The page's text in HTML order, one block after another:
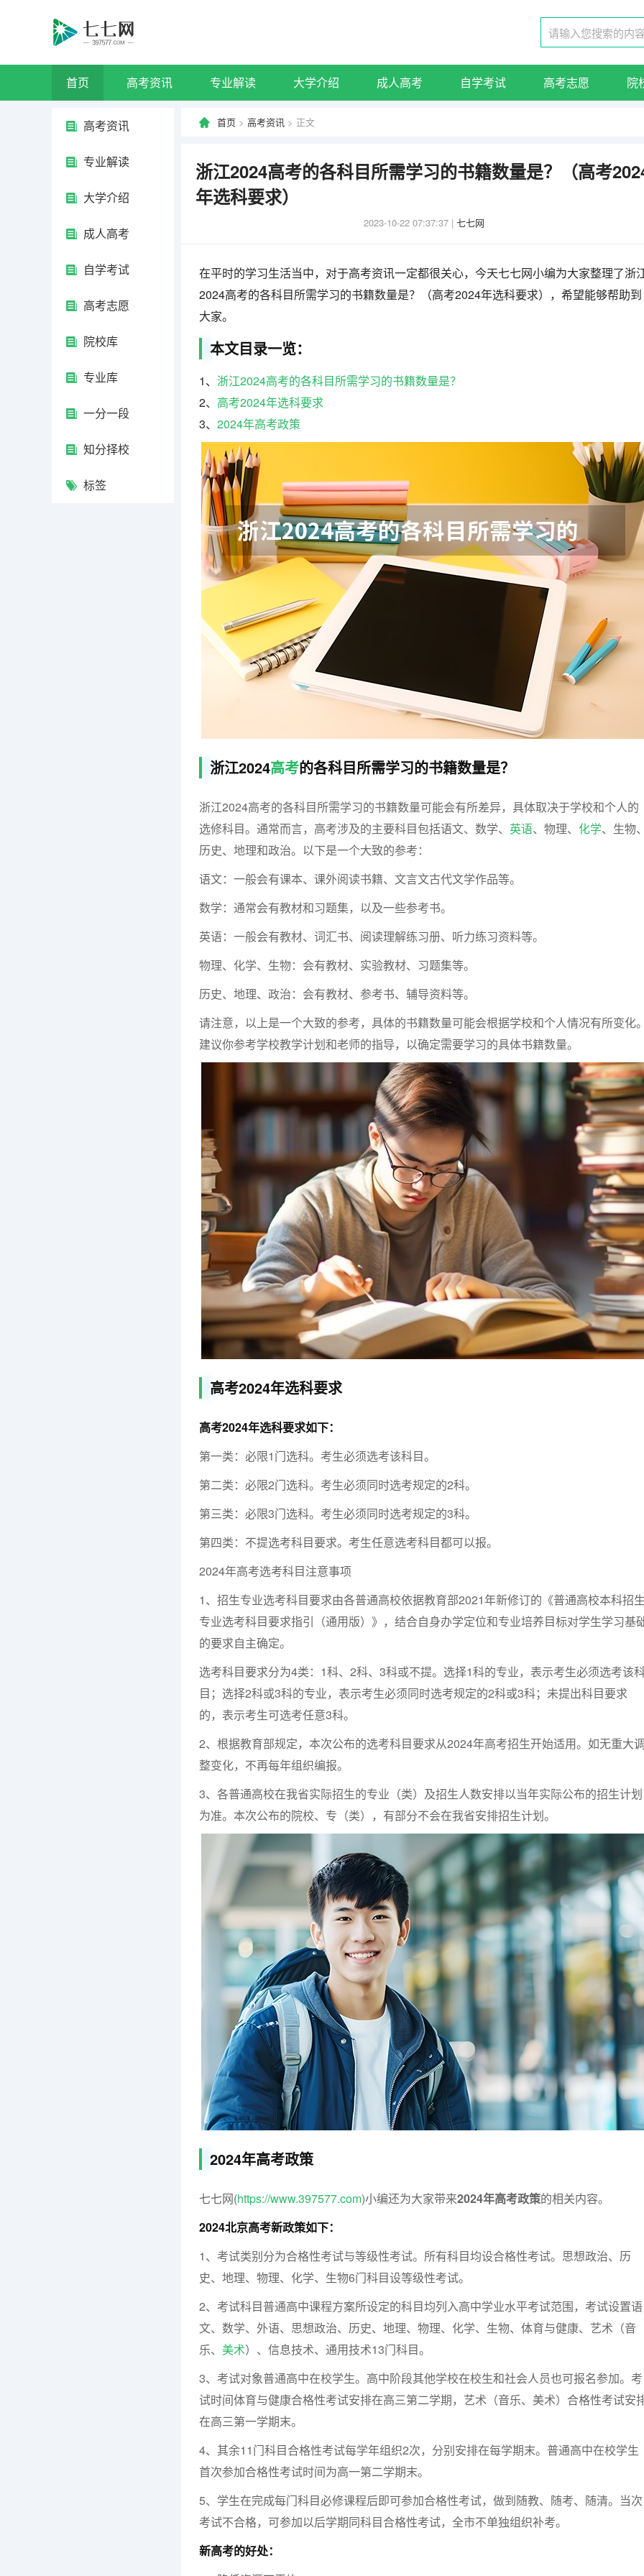
首页 高考资讯 专业解读 大学介绍 成人高考 自学考试 高考志愿 院
高考资讯
专业解读
大学介绍
成人高考
自学考试
高考志愿
院校库
专业库
一分一段
知分择校
标签
首页 > 高考资讯 > 正文
浙江2024高考的各科目所需学习的书籍数量是？（高考
年选科要求）
2023-10-22 07:37:37 | 七七网
在平时的学习生活当中，对于高考资讯一定都很关心，今天七七网小编为大家整理了浙
2024高考的各科目所需学习的书籍数量是？（高考2024年选科要求），希望能够帮助到
大家。
本文目录一览：
1、 浙江2024高考的各科目所需学习的书籍数量是？
2、 高考2024年选科要求
3、 2024年高考政策
浙江2024高考的各科目所需学习的书籍数量是？
浙江2024高考的各科目所需学习的书籍数量可能会有所差异，具体取决于学校和个人的
选修科目。通常而言，高考涉及的主要科目包括语文、数学、 英语、物理、 化学、生物
历史、地理和政治。以下是一个大致的参考：
语文：一般会有课本、课外阅读书籍、文言文古代文学作品等。
数学：通常会有教材和习题集，以及一些参考书。
英语：一般会有教材、词汇书、阅读理解练习册、听力练习资料等。
物理、化学、生物：会有教材、实验教材、习题集等。
历史、地理、政治：会有教材、参考书、辅导资料等。
请注意，以上是一个大致的参考，具体的书籍数量可能会根据学校和个人情况有所变化
建议你参考学校教学计划和老师的指导，以确定需要学习的具体书籍数量。
高考2024年选科要求
高考2024年选科要求如下：
第一类：必限1门选科。考生必须选考该科目。
第二类：必限2门选科。考生必须同时选考规定的2科。
第三类：必限3门选科。考生必须同时选考规定的3科。
第四类：不提选考科目要求。考生任意选考科目都可以报。
2024年高考选考科目注意事项
1、招生专业选考科目要求由各普通高校依据教育部2021年新修订的《普通高校本科招
专业选考科目要求指引（通用版）》，结合自身办学定位和专业培养目标对学生学习基
的要求自主确定。
选考科目要求分为4类：1科、2科、3科或不提。选择1科的专业，表示考生必须选考该
目；选择2科或3科的专业，表示考生必须同时选考规定的2科或3科；未提出科目要求
的，表示考生可选考任意3科。
2、根据教育部规定，本次公布的选考科目要求从2024年高考招生开始适用。如无重大
整变化，不再每年组织编报。
3、各普通高校在我省实际招生的专业（类）及招生人数安排以当年实际公布的招生计划
为准。本次公布的院校、专（类），有部分不会在我省安排招生计划。
2024年高考政策
七七网(https://www.397577.com)小编还为大家带来2024年高考政策的相关内容。
2024北京高考新政策如下：
1、考试类别分为合格性考试与等级性考试。所有科目均设合格性考试。思想政治、历
史、地理、物理、化学、生物6门科目设等级性考试。
2、考试科目普通高中课程方案所设定的科目均列入高中学业水平考试范围，考试设置语
文、数学、外语、思想政治、历史、地理、物理、化学、生物、体育与健康、艺术（音
乐、 美术）、信息技术、通用技术13门科目。
3、考试对象普通高中在校学生。高中阶段其他学校在校生和社会人员也可报名参加。考
试时间体育与健康合格性考试安排在高三第二学期，艺术（音乐、美术）合格性考试安
在高三第一学期末。
4、其余11门科目合格性考试每学年组织2次，分别安排在每学期末。普通高中在校学生
首次参加合格性考试时间为高一第二学期末。
5、学生在完成每门科目必修课程后即可参加合格性考试，做到随教、随考、随清。当次
考试不合格，可参加以后学期同科目合格性考试，全市不单独组织补考。
新高考的好处：